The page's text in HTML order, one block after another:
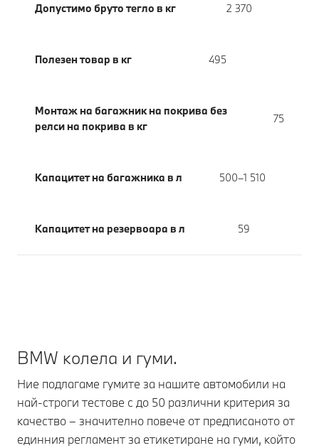
Допустимо бруто тегло в кг 2 370
Полезен товар в кг 495
Монтаж на багажник на покрива без
релси на покрива в кг
75
Капацитет на багажника в л 500–1 510
Капацитет на резервоара в л 59
BMW колела и гуми.
Ние подлагаме гумите за нашите автомобили на
най-строги тестове с до 50 различни критерия за
качество – значително повече от предписаното от
единния регламент за етикетиране на гуми, който